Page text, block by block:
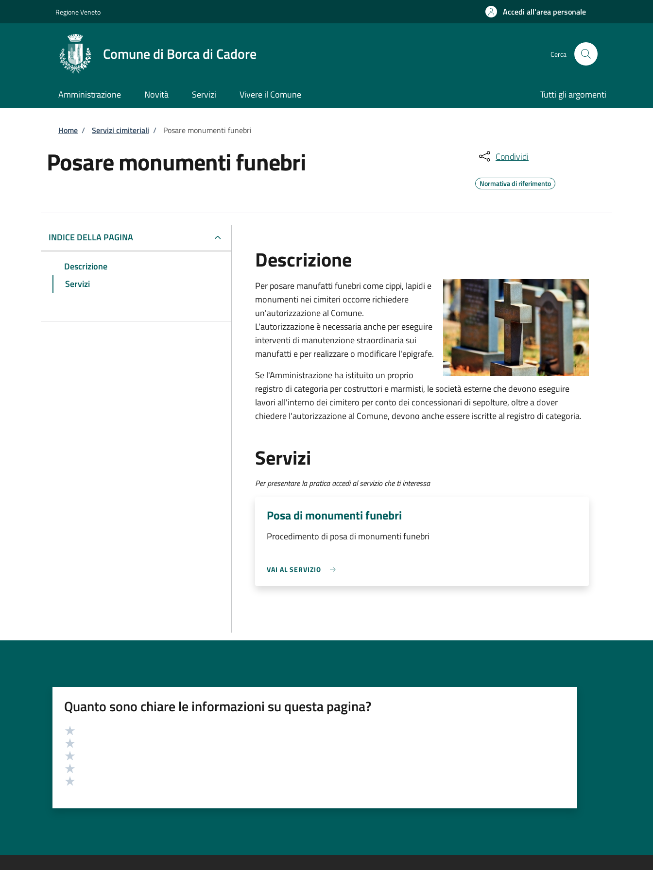
Regione Veneto Accedi all'area personale
Comune di Borca di Cadore Cerca
Amministrazione Novità Servizi Vivere il Comune Tutti gli argomenti
Briciole di pane
Home / Servizi cimiteriali / Posare monumenti funebri
Posare monumenti funebri Condividi
Normativa di riferimento
INDICE DELLA PAGINA
Descrizione
Servizi
Descrizione
Per posare manufatti funebri come cippi, lapidi e
monumenti nei cimiteri occorre richiedere
un'autorizzazione al Comune.
L'autorizzazione è necessaria anche per eseguire
interventi di manutenzione straordinaria sui
manufatti e per realizzare o modificare l'epigrafe.
Se l'Amministrazione ha istituito un proprio
registro di categoria per costruttori e marmisti, le società esterne che devono eseguire
lavori all'interno dei cimitero per conto dei concessionari di sepolture, oltre a dover
chiedere l'autorizzazione al Comune, devono anche essere iscritte al registro di categoria.
Servizi
Per presentare la pratica accedi al servizio che ti interessa
Posa di monumenti funebri
Procedimento di posa di monumenti funebri
VAI AL SERVIZIO
Quanto sono chiare le informazioni su questa pagina?
Valutazione